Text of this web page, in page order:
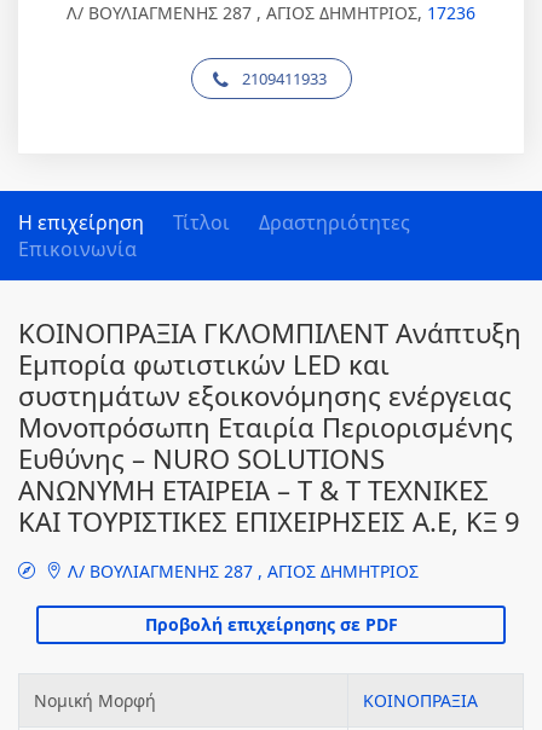
Λ/ ΒΟΥΛΙΑΓΜΕΝΗΣ 287 , ΑΓΙΟΣ ΔΗΜΗΤΡΙΟΣ, 17236
2109411933
Η επιχείρηση Τίτλοι
Δραστηριότητες
Επικοινωνία
ΚΟΙΝΟΠΡΑΞΙΑ ΓΚΛΟΜΠΙΛΕΝΤ Ανάπτυξη
Εμπορία φωτιστικών LED και
συστημάτων εξοικονόμησης ενέργειας
Μονοπρόσωπη Εταιρία Περιορισμένης
Ευθύνης – NURO SOLUTIONS
ΑΝΩΝΥΜΗ ΕΤΑΙΡΕΙΑ – Τ & Τ TEXNIKΕΣ
ΚΑΙ TOYΡIΣTIKΕΣ ΕΠΙΧΕΙΡΗΣΕΙΣ A.E, ΚΞ 9
Λ/ ΒΟΥΛΙΑΓΜΕΝΗΣ 287 , ΑΓΙΟΣ ΔΗΜΗΤΡΙΟΣ
Νομική Μορφή ΚΟΙΝΟΠΡΑΞΙΑ